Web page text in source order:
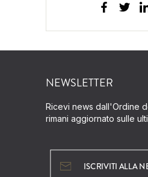
NEWSLETTER
Ricevi news dall'Ordine
rimani aggiornato sulle
ISCRIVITI ALLA